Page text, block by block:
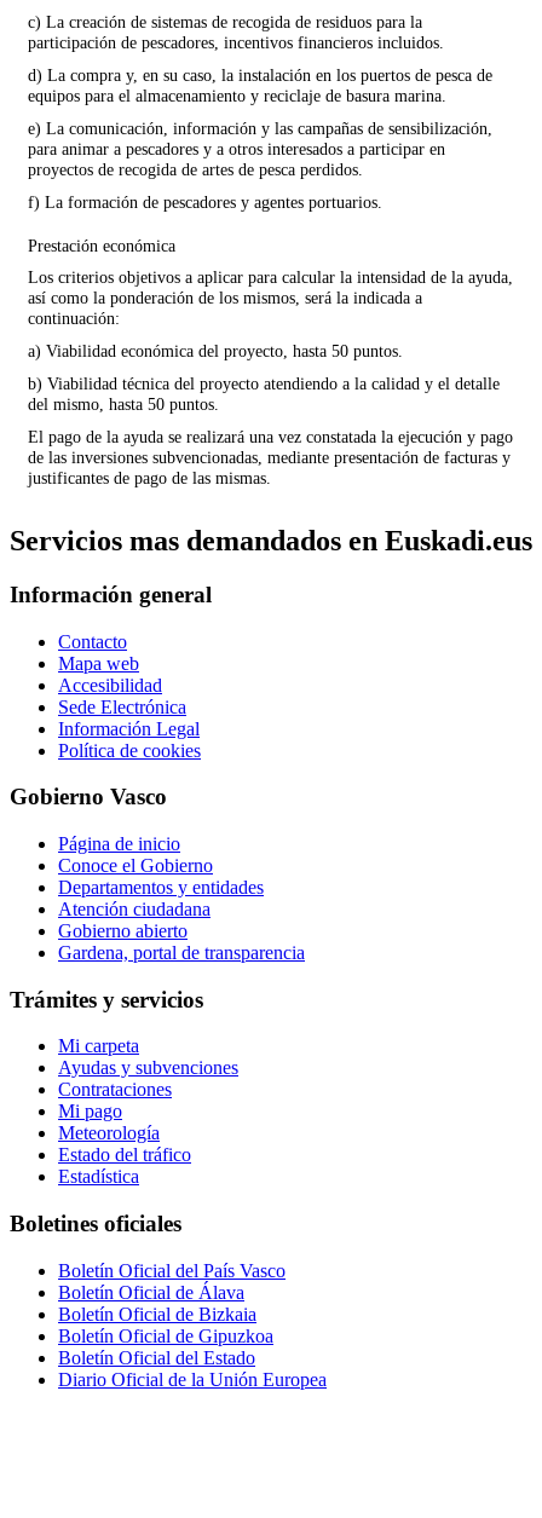
c) La creación de sistemas de recogida de residuos para la
participación de pescadores, incentivos financieros incluidos.
d) La compra y, en su caso, la instalación en los puertos de pesca de
equipos para el almacenamiento y reciclaje de basura marina.
e) La comunicación, información y las campañas de sensibilización,
para animar a pescadores y a otros interesados a participar en
proyectos de recogida de artes de pesca perdidos.
f) La formación de pescadores y agentes portuarios.
Prestación económica
Los criterios objetivos a aplicar para calcular la intensidad de la ayuda,
así como la ponderación de los mismos, será la indicada a
continuación:
a) Viabilidad económica del proyecto, hasta 50 puntos.
b) Viabilidad técnica del proyecto atendiendo a la calidad y el detalle
del mismo, hasta 50 puntos.
El pago de la ayuda se realizará una vez constatada la ejecución y pago
de las inversiones subvencionadas, mediante presentación de facturas y
justificantes de pago de las mismas.
Servicios mas demandados en Euskadi.eus
Información general
Contacto
Mapa web
Accesibilidad
Sede Electrónica
Información Legal
Política de cookies
Gobierno Vasco
Página de inicio
Conoce el Gobierno
Departamentos y entidades
Atención ciudadana
Gobierno abierto
Gardena, portal de transparencia
Trámites y servicios
Mi carpeta
Ayudas y subvenciones
Contrataciones
Mi pago
Meteorología
Estado del tráfico
Estadística
Boletines oficiales
Boletín Oficial del País Vasco
Boletín Oficial de Álava
Boletín Oficial de Bizkaia
Boletín Oficial de Gipuzkoa
Boletín Oficial del Estado
Diario Oficial de la Unión Europea